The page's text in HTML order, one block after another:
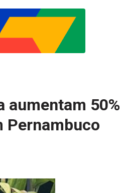
aumentam 50%
Pernambuco